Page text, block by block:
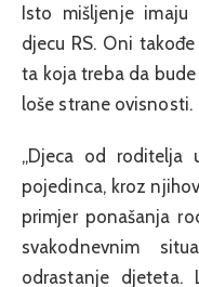
Isto mišljenje
djecu RS. Oni
ta koja treba da
loše strane ovisnosti.
„Djeca od roditelja
pojedinca, kroz
primjer ponašanja
svakodnevnim
odrastanje djeteta.